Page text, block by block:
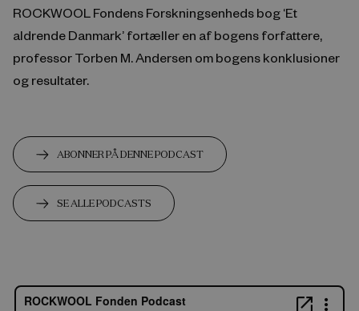
ROCKWOOL Fondens Forskningsenheds bog ‘Et
aldrende Danmark’ fortæller en af bogens forfattere,
professor Torben M. Andersen om bogens konklusioner
og resultater.
ABONNER PÅ DENNE PODCAST
SE ALLE PODCASTS